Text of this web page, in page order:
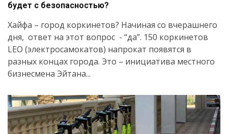
будет с безопасностью?
Хайфа – город коркинетов? Начиная со вчерашнего
дня, ответ на этот вопрос - “да”. 150 коркинетов
LEO (электросамокатов) напрокат появятся в
разных концах города. Это – инициатива местного
бизнесмена Эйтана...